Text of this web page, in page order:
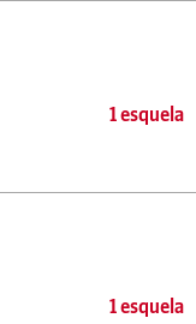
1 esquela
1 esquela